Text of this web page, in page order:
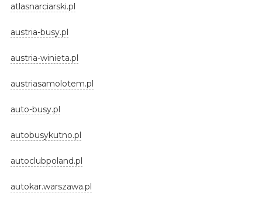
atlasnarciarski.pl
austria-busy.pl
austria-winieta.pl
austriasamolotem.pl
auto-busy.pl
autobusykutno.pl
autoclubpoland.pl
autokar.warszawa.pl